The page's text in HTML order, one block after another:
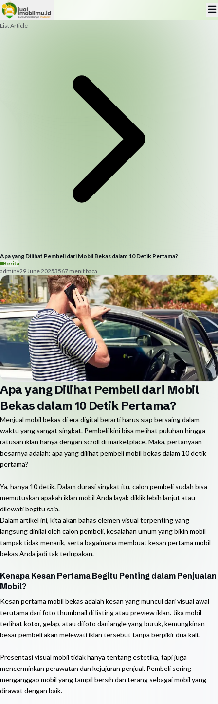
List Article
Apa yang Dilihat Pembeli dari Mobil Bekas dalam 10 Detik Pertama?
Berita
adminv29 June 20253567 menit baca
Apa yang Dilihat Pembeli dari Mobil
Bekas dalam 10 Detik Pertama?
Menjual mobil bekas di era digital berarti harus siap bersaing dalam
waktu yang sangat singkat. Pembeli kini bisa melihat puluhan hingga
ratusan iklan hanya dengan scroll di marketplace. Maka, pertanyaan
besarnya adalah: apa yang dilihat pembeli mobil bekas dalam 10 detik
pertama?
Ya, hanya 10 detik. Dalam durasi singkat itu, calon pembeli sudah bisa
memutuskan apakah iklan mobil Anda layak diklik lebih lanjut atau
dilewati begitu saja.
Dalam artikel ini, kita akan bahas elemen visual terpenting yang
langsung dinilai oleh calon pembeli, kesalahan umum yang bikin mobil
tampak tidak menarik, serta bagaimana membuat kesan pertama mobil
bekas Anda jadi tak terlupakan.
Kenapa Kesan Pertama Begitu Penting dalam Penjualan
Mobil?
Kesan pertama mobil bekas adalah kesan yang muncul dari visual awal
terutama dari foto thumbnail di listing atau preview iklan. Jika mobil
terlihat kotor, gelap, atau difoto dari angle yang buruk, kemungkinan
besar pembeli akan melewati iklan tersebut tanpa berpikir dua kali.
Presentasi visual mobil tidak hanya tentang estetika, tapi juga
mencerminkan perawatan dan kejujuran penjual. Pembeli sering
menganggap mobil yang tampil bersih dan terang sebagai mobil yang
dirawat dengan baik.